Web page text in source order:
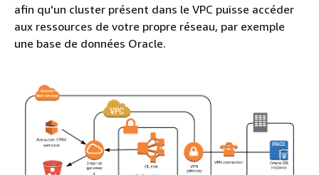
afin qu'un cluster présent dans le VPC puisse accéder
aux ressources de votre propre réseau, par exemple
une base de données Oracle.